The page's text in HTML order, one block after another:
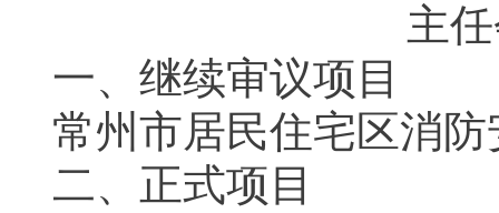
主
一、继续审议项目
常州市居民住宅区消
二、正式项目